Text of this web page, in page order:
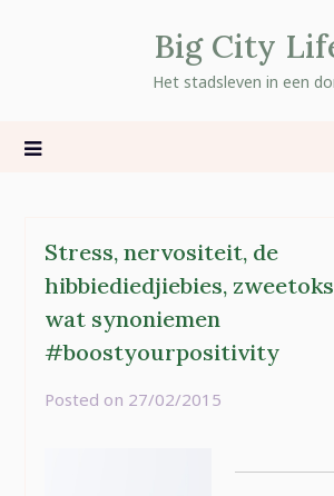
Big City
Het stadsleven in een
Stress, nervositeit, de
hibbiediedjiebies,
wat synoniemen
#boostyourpositivity
Posted on 27/02/2015